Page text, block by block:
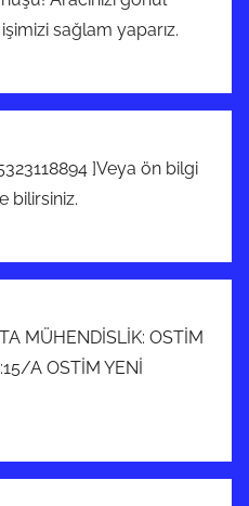
sağlam yaparız.
]Veya ön bilgi
bilirsiniz.
MÜHENDİSLİK: OSTİM
A OSTİM YENİ